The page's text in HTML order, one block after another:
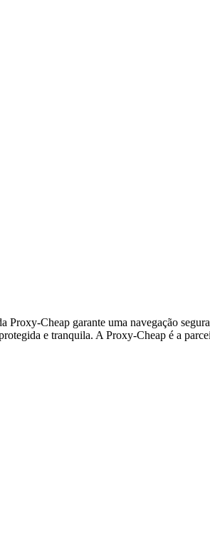
Cheap garante uma navegação
e tranquila. A Proxy-Cheap é a